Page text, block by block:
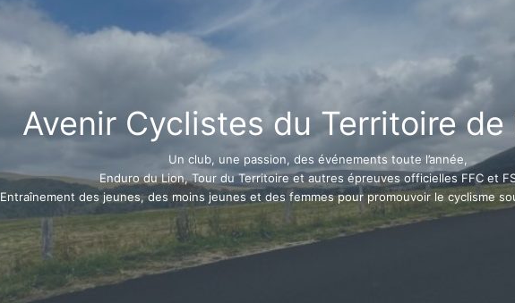
Avenir Cyclistes du Territoire
Un club, une passion, des événements toute l’année,
Enduro du Lion, Tour du Territoire et autres épreuves officielles FFC et
Entraînement des jeunes, des moins jeunes et des femmes pour promouvoir le cyclisme